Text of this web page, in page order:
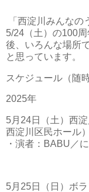
「西淀川みんなの
5/24（土）の100
後、いろんな場所
と思っています。
スケジュール（随
2025年
5月24日（土）西
西淀川区民ホール
・演者：BABU／
5月25日（日）ボ